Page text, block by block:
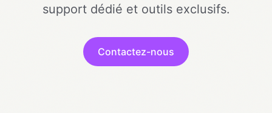
support dédié et outils exclusifs.
Contactez-nous